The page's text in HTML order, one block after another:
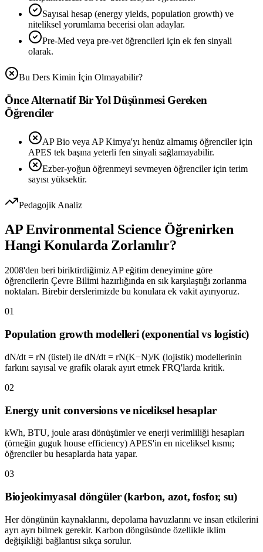
Sayısal hesap (energy yields, population growth) ve
niteliksel yorumlama becerisi olan adaylar.
Pre-Med veya pre-vet öğrencileri için ek fen sinyali
olarak.
Bu Ders Kimin İçin Olmayabilir?
Önce Alternatif Bir Yol Düşünmesi Gereken
Öğrenciler
AP Bio veya AP Kimya'yı henüz almamış öğrenciler için
APES tek başına yeterli fen sinyali sağlamayabilir.
Ezber-yoğun öğrenmeyi sevmeyen öğrenciler için terim
sayısı yüksektir.
Pedagojik Analiz
AP Environmental Science Öğrenirken
Hangi Konularda Zorlanılır?
2008'den beri biriktirdiğimiz AP eğitim deneyimine göre
öğrencilerin Çevre Bilimi hazırlığında en sık karşılaştığı zorlanma
noktaları. Birebir derslerimizde bu konulara ek vakit ayırıyoruz.
01
Population growth modelleri (exponential vs logistic)
dN/dt = rN (üstel) ile dN/dt = rN(K−N)/K (lojistik) modellerinin
farkını sayısal ve grafik olarak ayırt etmek FRQ'larda kritik.
02
Energy unit conversions ve niceliksel hesaplar
kWh, BTU, joule arası dönüşümler ve enerji verimliliği hesapları
(örneğin guguk house efficiency) APES'in en niceliksel kısmı;
öğrenciler bu hesaplarda hata yapar.
03
Biojeokimyasal döngüler (karbon, azot, fosfor, su)
Her döngünün kaynaklarını, depolama havuzlarını ve insan etkilerini
ayrı ayrı bilmek gerekir. Karbon döngüsünde özellikle iklim
değişikliği bağlantısı sıkça sorulur.